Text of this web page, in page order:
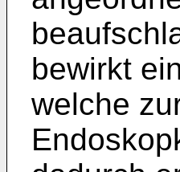
bewirkt
welche